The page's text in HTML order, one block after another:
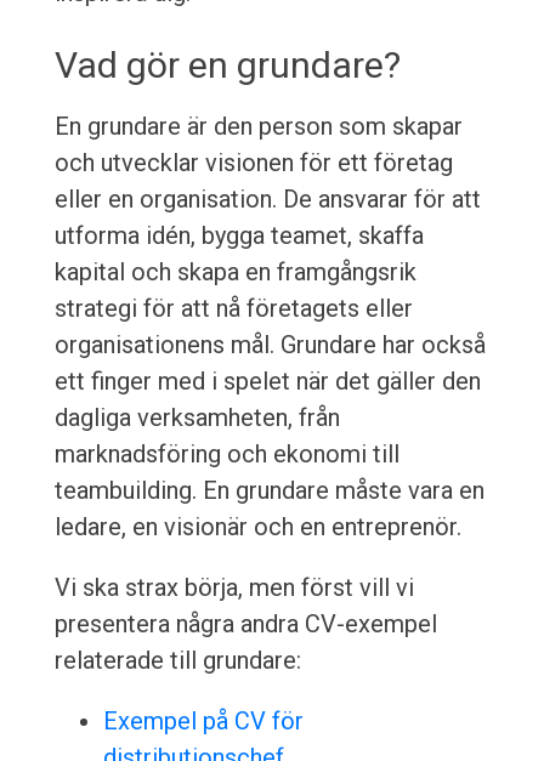
Vad gör en grundare?
En grundare är den person som skapar
och utvecklar visionen för ett företag
eller en organisation. De ansvarar för att
utforma idén, bygga teamet, skaffa
kapital och skapa en framgångsrik
strategi för att nå företagets eller
organisationens mål. Grundare har också
ett finger med i spelet när det gäller den
dagliga verksamheten, från
marknadsföring och ekonomi till
teambuilding. En grundare måste vara en
ledare, en visionär och en entreprenör.
Vi ska strax börja, men först vill vi
presentera några andra CV-exempel
relaterade till grundare:
Exempel på CV för